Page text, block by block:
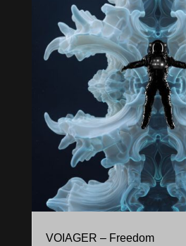
VOIAGER – Freedom